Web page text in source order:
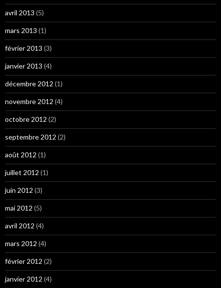
avril 2013 (5)
mars 2013 (1)
février 2013 (3)
janvier 2013 (4)
décembre 2012 (1)
novembre 2012 (4)
octobre 2012 (2)
septembre 2012 (2)
août 2012 (1)
juillet 2012 (1)
juin 2012 (3)
mai 2012 (5)
avril 2012 (4)
mars 2012 (4)
février 2012 (2)
janvier 2012 (4)